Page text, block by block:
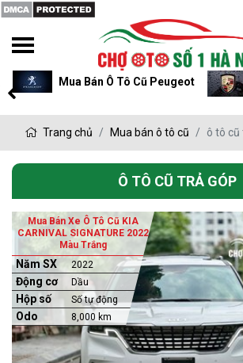
Mua Bán Ô Tô Cũ Peugeot
Trang chủ Mua bán ô tô cũ ô tô cũ
Ô TÔ CŨ TRẢ GÓP
Mua Bán Xe Ô Tô Cũ KIA
CARNIVAL SIGNATURE 2022
Màu Trắng
Năm SX 2022
Động cơ Dầu
Hộp số Số tự động
Odo 8,000 km